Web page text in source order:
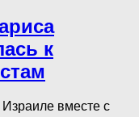
к
Израиле вместе с